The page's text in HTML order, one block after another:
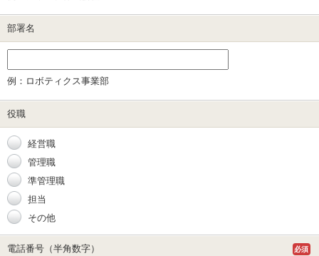
部署名
例：ロボティクス事業部
役職
経営職
管理職
準管理職
担当
その他
電話番号（半角数字） 必須